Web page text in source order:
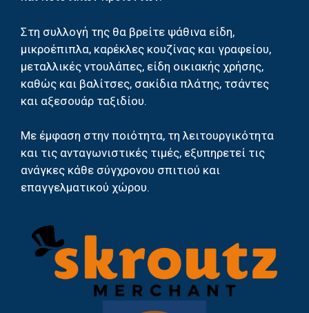
Στη συλλογή της θα βρείτε ψάθινα είδη,
μικροέπιπλα, καρέκλες κουζίνας και γραφείου,
μεταλλικές ντουλάπες, είδη οικιακής χρήσης,
καθώς και βαλίτσες, σακίδια πλάτης, τσάντες
και αξεσουάρ ταξιδίου.
Με έμφαση στην ποιότητα, τη λειτουργικότητα
και τις ανταγωνιστικές τιμές, εξυπηρετεί τις
ανάγκες κάθε σύγχρονου σπιτιού και
επαγγελματικού χώρου.